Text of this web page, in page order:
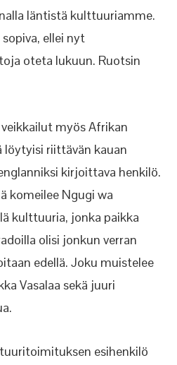
läntistä kulttuuriamme.
ellei nyt
oteta lukuun. Ruotsin
myös Afrikan
riittävän kauan
kirjoittava henkilö.
komeilee Ngugi wa
kulttuuria, jonka paikka
olisi jonkun verran
edellä. Joku muistelee
Vasalaa sekä juuri
esihenkilö